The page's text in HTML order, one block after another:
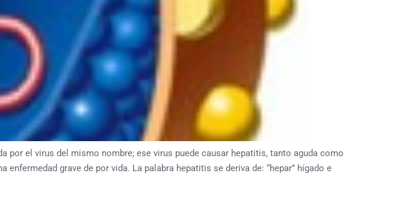
por el virus del mismo nombre; ese virus puede causar hepatitis, tanto aguda como
grave de por vida. La palabra hepatitis se deriva de: “hepar” hígado e